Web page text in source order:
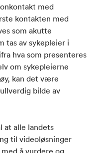
med
kontakten med
som akutte
tas av sykepleier i
hva som presenteres
om sykepleierne
kan det være
bilde av
at alle landets
til videoløsninger
å vurdere og